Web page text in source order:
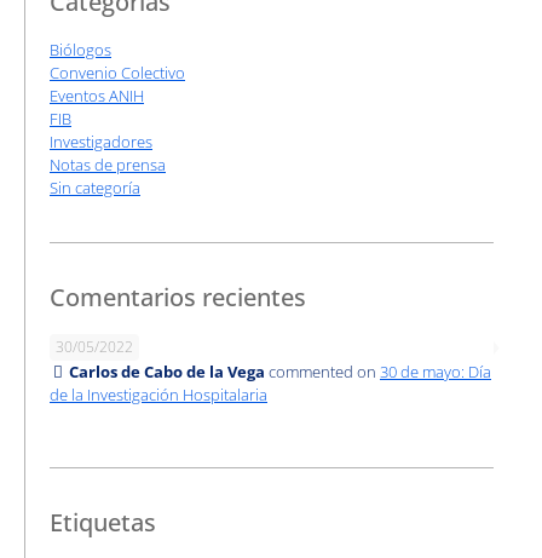
Biólogos
Convenio Colectivo
Eventos ANIH
FIB
Investigadores
Notas de prensa
Sin categoría
Comentarios recientes
30/05/2022
Carlos de Cabo de la Vega commented on 30 de mayo: Día
de la Investigación Hospitalaria
Etiquetas